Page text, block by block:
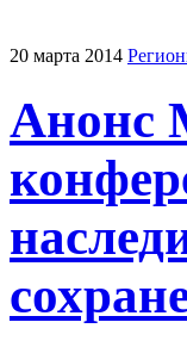
20 марта 2014
Анонс